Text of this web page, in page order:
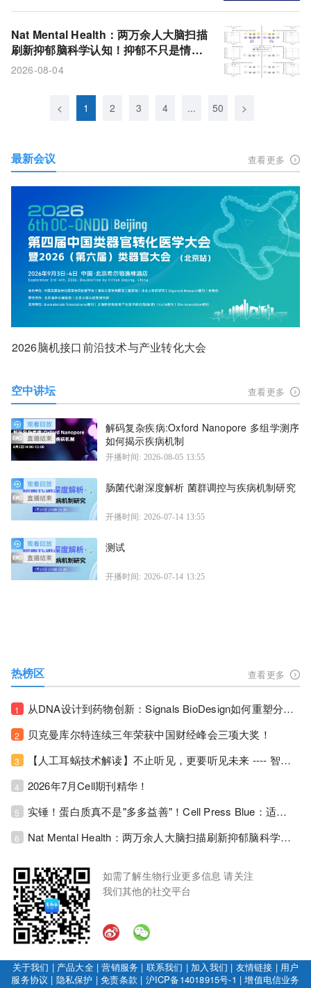
Nat Mental Health：两万余人大脑扫描
刷新抑郁脑科学认知！抑郁不只是情绪
病，视觉、运动脑区同步受损
2026-08-04
< 1 2 3 4 ... 50 >
最新会议 查看更多
2026脑机接口前沿技术与产业转化大会
空中讲坛 查看更多
解码复杂疾病:Oxford Nanopore 多组学测序
如何揭示疾病机制
开播时间: 2026-08-05 13:55
肠菌代谢深度解析 菌群调控与疾病机制研究
开播时间: 2026-07-14 13:55
测试
开播时间: 2026-07-14 13:25
热榜区 查看更多
1 从DNA设计到药物创新：Signals BioDesign如何重塑分子生物学研发生态！
2 贝克曼库尔特连续三年荣获中国财经峰会三项大奖！
3 【人工耳蜗技术解读】不止听见，更要听见未来 ---- 智能耳蜗，开启人工耳蜗技术新纪元！
4 2026年7月Cell期刊精华！
5 实锤！蛋白质真不是"多多益善"！Cell Press Blue：适度限蛋白，反而拉长健康寿命！
6 Nat Mental Health：两万余人大脑扫描刷新抑郁脑科学认知！抑郁不只是情绪病，视觉、运动脑区同步受损！
如需了解生物行业更多信息 请关注
我们其他的社交平台
关于我们 | 产品大全|营销服务 | 联系我们 | 加入我们 | 友情链接 | 用户
服务协议 | 隐私保护 |免责条款 | 沪ICP备14018915号-1 |增值电信业务